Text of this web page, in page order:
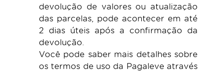
devolução de valores ou atualização
das parcelas, pode acontecer em até
2 dias úteis após a confirmação da
devolução.
Você pode saber mais detalhes sobre
os termos de uso da Pagaleve através